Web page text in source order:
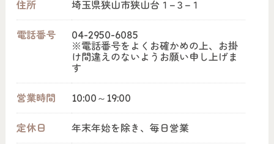
住所 埼玉県狭山市狭山台１−３−１
電話番号
04-2950-6085
※電話番号をよくお確かめの上、お掛
け間違えのないようお願い申し上げま
す
営業時間 10:00～19:00
定休日 年末年始を除き、毎日営業